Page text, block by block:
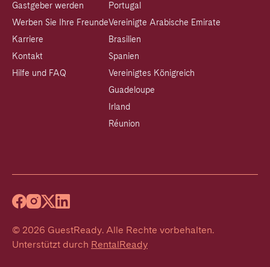
Gastgeber werden
Werben Sie Ihre Freunde
Karriere
Kontakt
Hilfe und FAQ
Portugal
Vereinigte Arabische Emirate
Brasilien
Spanien
Vereinigtes Königreich
Guadeloupe
Irland
Réunion
© 2026 GuestReady. Alle Rechte vorbehalten.
Unterstützt durch RentalReady